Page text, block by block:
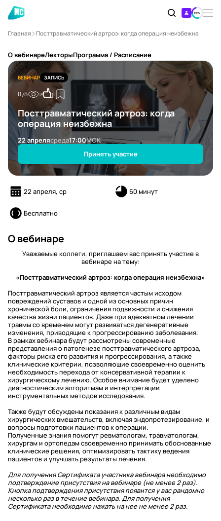
Главная Посттравматический артроз: когда операция неизбежна
О вебинареЛекторыПрограмма / Расписание
ВЕБИНАР ЗАПИСЬ
878 2
Посттравматический артроз: когда
операция неизбежна
22 апрелясреда17:00МСК
Принять участие
22 апреля, ср 60 минут
Бесплатно
О вебинаре
Уважаемые коллеги, приглашаем вас принять участие в
вебинаре на тему:
«Посттравматический артроз: когда операция неизбежна»
Посттравматический артроз является частым исходом
повреждений суставов и одной из основных причин
хронической боли, ограничения подвижности и снижения
качества жизни пациентов. Даже при адекватном лечении
травмы со временем могут развиваться дегенеративные
изменения, приводящие к прогрессированию заболевания.
В рамках вебинара будут рассмотрены современные
представления о патогенезе посттравматического артроза,
факторы риска его развития и прогрессирования, а также
клинические критерии, позволяющие своевременно оценить
необходимость перехода от консервативной терапии к
хирургическому лечению. Особое внимание будет уделено
диагностическим алгоритмам и интерпретации
инструментальных методов исследования.
Также будут обсуждены показания к различным видам
хирургических вмешательств, включая эндопротезирование, и
вопросы подготовки пациентов к операции.
Полученные знания помогут ревматологам, травматологам,
хирургам и ортопедам своевременно принимать обоснованные
клинические решения, оптимизировать тактику ведения
пациентов и улучшать результаты лечения.
Для получения Сертификата участника вебинара необходимо
подтверждение присутствия на вебинаре (не менее 2 раз).
Кнопка подтверждения присутствия появится у вас рандомно
несколько раз в течение вебинара. Для получения
Сертификата необходимо нажать на нее не менее 2 раз.